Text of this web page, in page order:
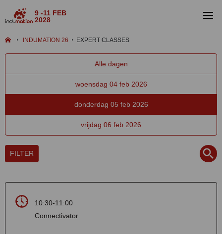
9 -11 FEB
2028
INDUMATION 26 EXPERT CLASSES
Alle dagen
woensdag 04 feb 2026
donderdag 05 feb 2026
vrijdag 06 feb 2026
FILTER
10:30-11:00
Connectivator